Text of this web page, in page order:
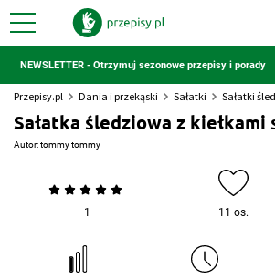
NEWSLETTER - Otrzymuj sezonowe przepisy i porady
Przepisy.pl Dania i przekąski Sałatki Sałatki
Sałatka śledziowa z kiełkami
Autor:tommy tommy
1 11 os.